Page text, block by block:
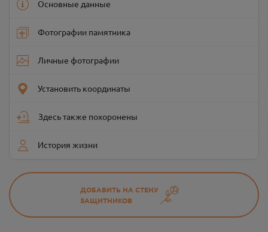
Основные данные
Фотографии памятника
Личные фотографии
Установить координаты
Здесь также похоронены
История жизни
ДОБАВИТЬ НА СТЕНУ
ЗАЩИТНИКОВ